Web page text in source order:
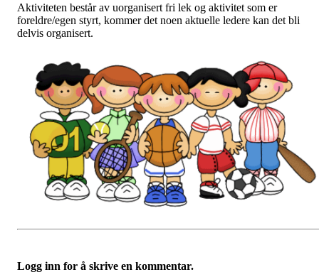
Aktiviteten består av uorganisert fri lek og aktivitet som er
foreldre/egen styrt, kommer det noen aktuelle ledere kan det bli
delvis organisert.
Logg inn for å skrive en kommentar.